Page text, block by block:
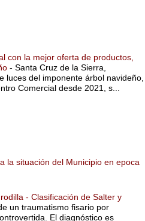
con la mejor oferta de productos,
- Santa Cruz de la Sierra,
luces del imponente árbol navideño,
Comercial desde 2021, s...
la situación del Municipio en epoca
- Clasificación de Salter y
un traumatismo fisario por
El diagnóstico es